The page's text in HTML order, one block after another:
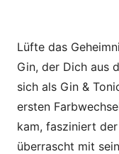
Lüfte das
Gin, der Dich aus
sich als Gin &
ersten
kam, fasziniert
überrascht mit